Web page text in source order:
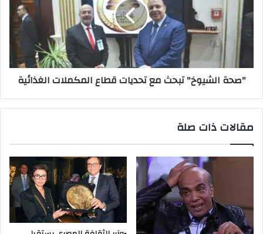
"صحة الشيوخ" تبحث مع تحديات قطاع المكملات الغذائية
مقالات ذات صلة